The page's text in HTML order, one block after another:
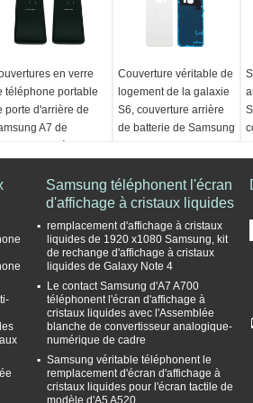
en verre
téléphone portable
porte d'arrière de
A7 de
arrière
du modèle:
arrière pour
Samsung Galaxy A7
Or, noir, blanc
d'origine:
Chine
6 mois
Couverture véritable de
logement de la galaxie
S6, couverture arrière
de batterie de Samsung
Couverture arrière pour
le Samsung Galaxy S6
couleur:
Or, bleu, noir,
blanc
Lieu d'origine:
Guangdong, Chine
(continentale)
Garantie:6 mois
Samsung téléphonent l'écran
d'affichage à cristaux liquides
remplacement d'affichage à cristaux
liquides de 1920 x1080 Samsung, kit
de rechange d'affichage à cristaux
liquides de Galaxy Note 4
Le contact Samsung d'A7 A700
téléphonent l'écran d'affichage à
cristaux liquides avec l'Assemblée
blanche de convertisseur analogique-
numérique de cadre
Samsung véritable téléphonent le
remplacement d'écran d'affichage à
cristaux liquides pour l'écran tactile de
modèle d'A5 A520